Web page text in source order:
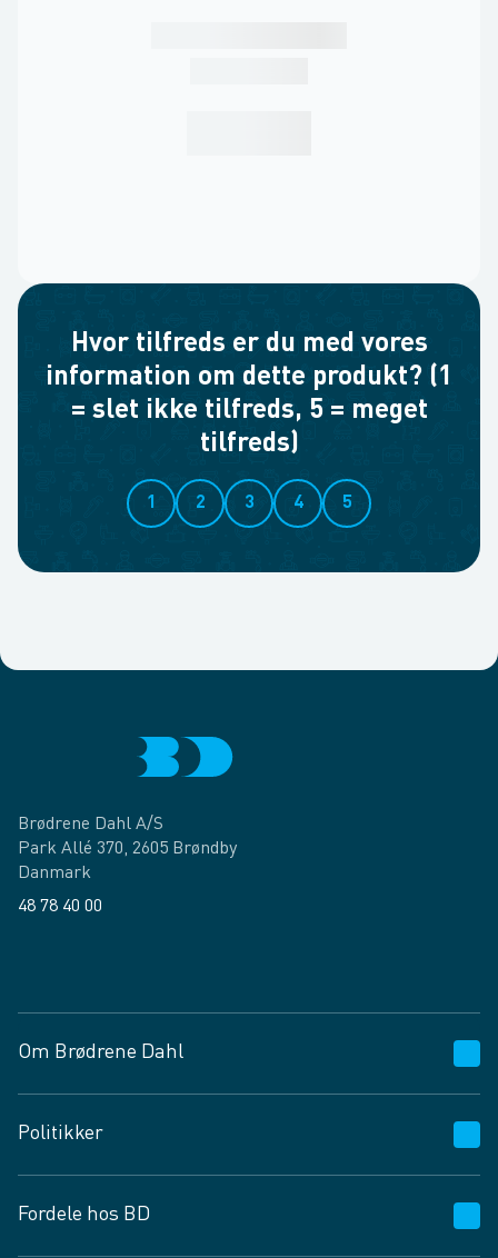
Hvor tilfreds er du med vores
information om dette produkt? (1
= slet ikke tilfreds, 5 = meget
tilfreds)
1 2 3 4 5
Brødrene Dahl A/S
Park Allé 370, 2605 Brøndby
Danmark
48 78 40 00
Om Brødrene Dahl
Vagttelefon 30 10 89 89
Spørgsmål og svar
Job og karriere
Politikker
Privatlivspolitik
Fordele hos BD